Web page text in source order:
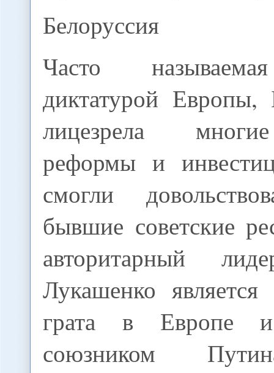
Белоруссия
Часто
диктатурой Европы,
лицезрела
реформы и
смогли
бывшие советские
авторитарный
Лукашенко
грата в Европе и
союзником